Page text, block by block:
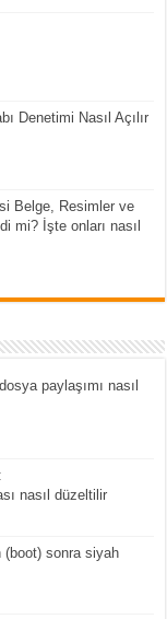
Denetimi Nasıl Açılır
Belge, Resimler ve
mi? İşte onları nasıl
paylaşımı nasıl
nasıl düzeltilir
(boot) sonra siyah